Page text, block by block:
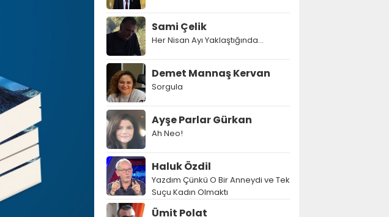
Sami Çelik
Her Nisan Ayı Yaklaştığında...
Demet Mannaş Kervan
Sorgula
Ayşe Parlar Gürkan
Ah Neo!
Haluk Özdil
Yazdım Çünkü O Bir Anneydi ve Tek
Suçu Kadın Olmaktı
Ümit Polat